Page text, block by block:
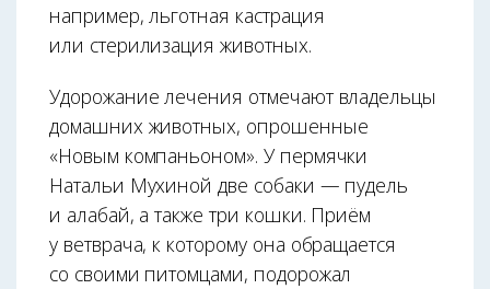
например, льготная кастрация
или стерилизация животных.
Удорожание лечения отмечают владельцы
домашних животных, опрошенные
«Новым компаньоном». У пермячки
Натальи Мухиной две собаки — пудель
и алабай, а также три кошки. Приём
у ветврача, к которому она обращается
со своими питомцами, подорожал